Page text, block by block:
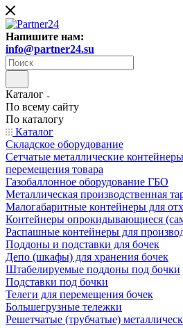
Напишите нам:
info@partner24.su
Каталог
По всему сайту
По каталогу
Каталог
Складское оборудование
Сетчатые металлические
перемещения товара
Газобаллонное оборудование ГБО
Металлическая производственная
Малогабаритные контейнеры для
Контейнеры опрокидывающиеся
Распашные контейнеры для
Поддоны и подставки для бочек
Депо (шкафы) для хранения бочек
Штабелируемые поддоны под бочки
Подставки под бочки
Телеги для перемещения бочек
Большегрузные тележки
Решетчатые (трубчатые)